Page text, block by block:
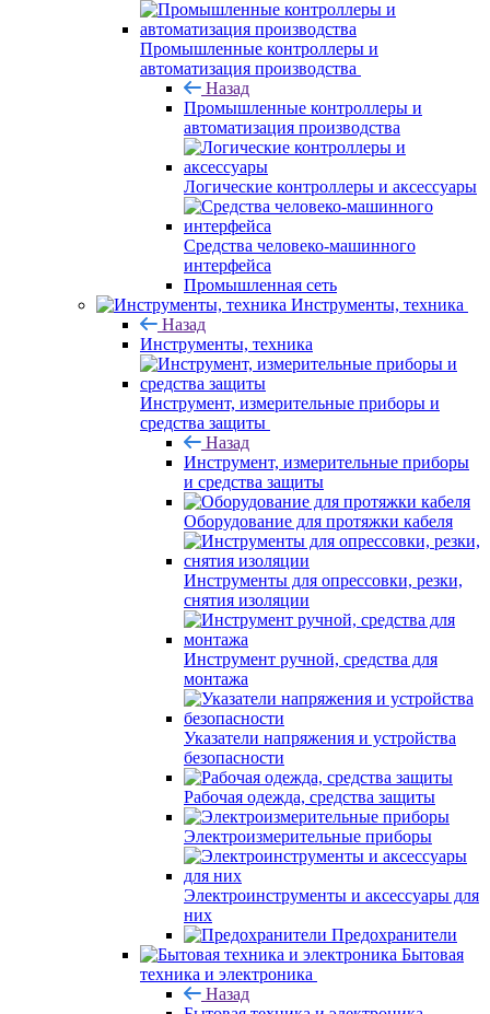
Промышленные контроллеры и
автоматизация производства
Назад
Промышленные контроллеры и
автоматизация производства
Логические контроллеры и аксессуары
Средства человеко-машинного
интерфейса
Промышленная сеть
Инструменты, техника
Назад
Инструменты, техника
Инструмент, измерительные приборы и
средства защиты
Назад
Инструмент, измерительные приборы
и средства защиты
Оборудование для протяжки кабеля
Инструменты для опрессовки, резки,
снятия изоляции
Инструмент ручной, средства для
монтажа
Указатели напряжения и устройства
безопасности
Рабочая одежда, средства защиты
Электроизмерительные приборы
Электроинструменты и аксессуары для
них
Предохранители
Бытовая
техника и электроника
Назад